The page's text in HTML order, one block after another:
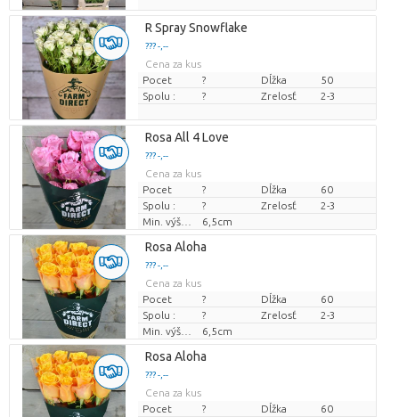
R Spray Snowflake
??? -,--
Cena za kus
Pocet
? Dĺžka
50
Spolu :
? Zrelosť 2-3
Rosa All 4 Love
??? -,--
Cena za kus
Pocet
? Dĺžka
60
Spolu :
? Zrelosť
2-3
Min. výška kvetných pukov
6,5cm
Rosa Aloha
??? -,--
Cena za kus
Pocet
? Dĺžka
60
Spolu :
? Zrelosť
2-3
Min. výška kvetných pukov
6,5cm
Rosa Aloha
??? -,--
Cena za kus
Pocet
? Dĺžka
60